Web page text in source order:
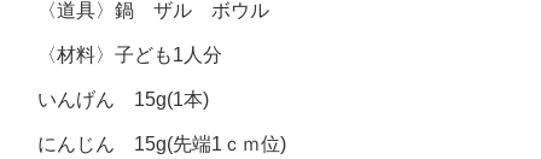
〈道具〉鍋 ザル ボウル
〈材料〉子ども1人分
いんげん 15g(1本)
にんじん 15g(先端1ｃｍ位)